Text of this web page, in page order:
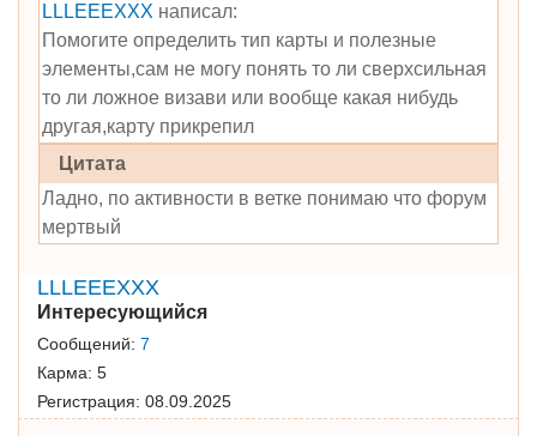
LLLEEEXXX написал:
Помогите определить тип карты и полезные
элементы,сам не могу понять то ли сверхсильная
то ли ложное визави или вообще какая нибудь
другая,карту прикрепил
Цитата
Ладно, по активности в ветке понимаю что форум
мертвый
LLLEEEXXX
Интересующийся
Сообщений: 7
Карма: 5
Регистрация: 08.09.2025